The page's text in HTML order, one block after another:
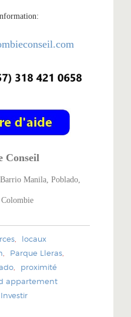
Conseil
Manila, Poblado,
Colombie
locaux
Parque Lleras
proximité
appartement
Investir